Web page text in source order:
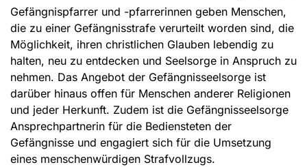
Gefängnispfarrer und -pfarrerinnen geben Menschen,
die zu einer Gefängnisstrafe verurteilt worden sind, die
Möglichkeit, ihren christlichen Glauben lebendig zu
halten, neu zu entdecken und Seelsorge in Anspruch zu
nehmen. Das Angebot der Gefängnisseelsorge ist
darüber hinaus offen für Menschen anderer Religionen
und jeder Herkunft. Zudem ist die Gefängnisseelsorge
Ansprechpartnerin für die Bediensteten der
Gefängnisse und engagiert sich für die Umsetzung
eines menschenwürdigen Strafvollzugs.